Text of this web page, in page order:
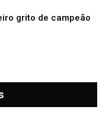
grito de campeão